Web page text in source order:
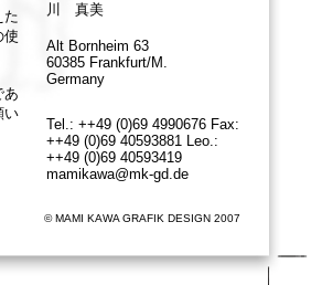
© MAMI KAWA GRAFIK DESIGN 2007
Tel.: ++49 (0)69 4990676 Fax:
++49 (0)69 40593881 Leo.:
++49 (0)69 40593419
mamikawa@mk-gd.de
川 真美
Alt Bornheim 63
60385 Frankfurt/M.
Germany
た
使
あ
い